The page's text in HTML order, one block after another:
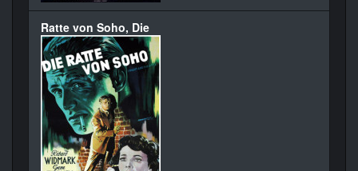
Ratte von Soho, Die